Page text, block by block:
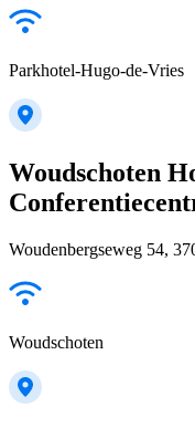
Parkhotel-Hugo-de-Vries
Woudschoten
Woudenbergseweg 54,
Woudschoten